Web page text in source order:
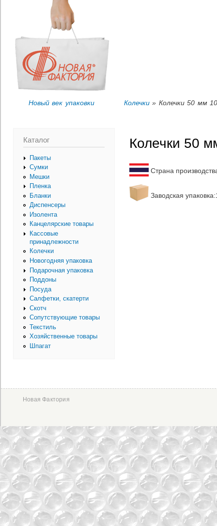
Новый век упаковки Колечки » Колечки 50 мм
Каталог
Пакеты
Сумки
Мешки
Пленка
Бланки
Диспенсеры
Изолента
Канцелярские товары
Кассовые
принадлежности
Колечки
Новогодняя упаковка
Подарочная упаковка
Поддоны
Посуда
Салфетки, скатерти
Скотч
Сопутствующие товары
Текстиль
Хозяйственные товары
Шпагат
Колечки 50
Страна
Заводская
Новая Фактория